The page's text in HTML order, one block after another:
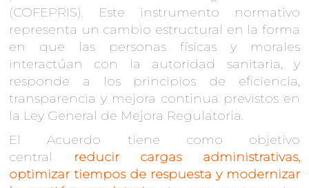
(COFEPRIS). Este instrumento normativo
representa un cambio estructural en la forma
en que las personas físicas y morales
interactúan con la autoridad sanitaria, y
responde a los principios de eficiencia,
transparencia y mejora continua previstos en
la Ley General de Mejora Regulatoria.
El Acuerdo tiene como objetivo
central
reducir cargas administrativas,
optimizar tiempos de respuesta y modernizar